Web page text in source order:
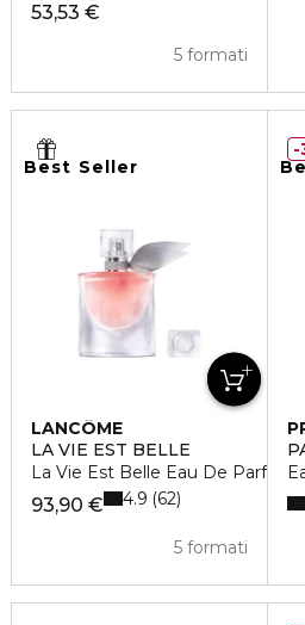
53,53 €
5 formati
Best Seller
LANCÔME
LA VIE EST BELLE
La Vie Est Belle Eau De Parfum
93,90 €
5 formati
4.9 62